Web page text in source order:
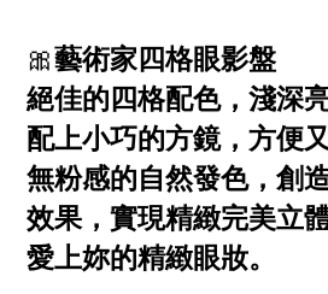
🎀藝術家四格眼影盤
絕佳的四格配色，淺深
配上小巧的方鏡，方便又
無粉感的自然發色，創
效果，實現精緻完美立
愛上妳的精緻眼妝。